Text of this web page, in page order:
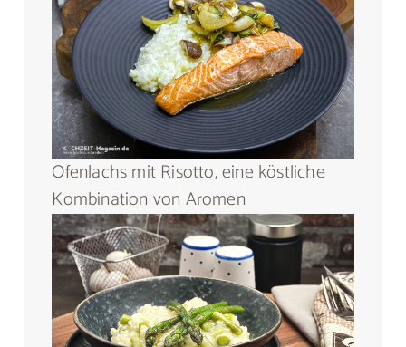
Ofenlachs mit Risotto, eine köstliche
Kombination von Aromen